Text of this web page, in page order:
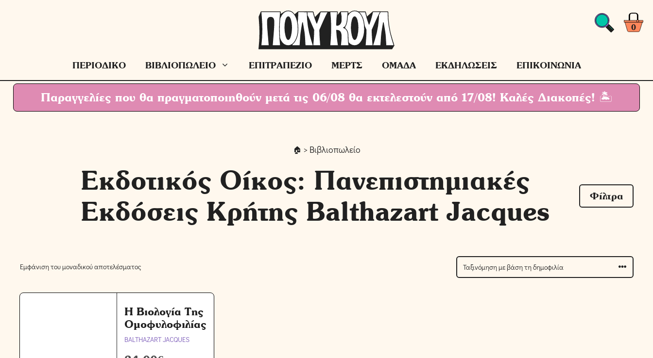
0
ΠΕΡΙΟΔΙΚΟ ΒΙΒΛΙΟΠΩΛΕΙΟ ΕΠΙΤΡΑΠΕΖΙΟ ΜΕΡΤΣ ΟΜΑΔΑ ΕΚΔΗΛΩΣΕΙΣ ΕΠΙΚΟΙΝΩΝΙΑ
Παραγγελίες που θα πραγματοποιηθούν μετά τις 06/08 θα εκτελεστούν από 17/08! Καλές Διακοπές! 🏝
> Βιβλιοπωλείο
Εκδοτικός Οίκος: Πανεπιστημιακές
Εκδόσεις Κρήτης Balthazart Jacques
Φίλτρα
Εμφάνιση του μοναδικού αποτελέσματος
Η Βιολογία Της
Ομοφυλοφιλίας
BALTHAZART JACQUES